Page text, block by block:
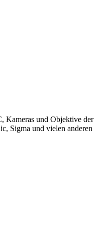
Kameras und Objektive der
Sigma und vielen anderen